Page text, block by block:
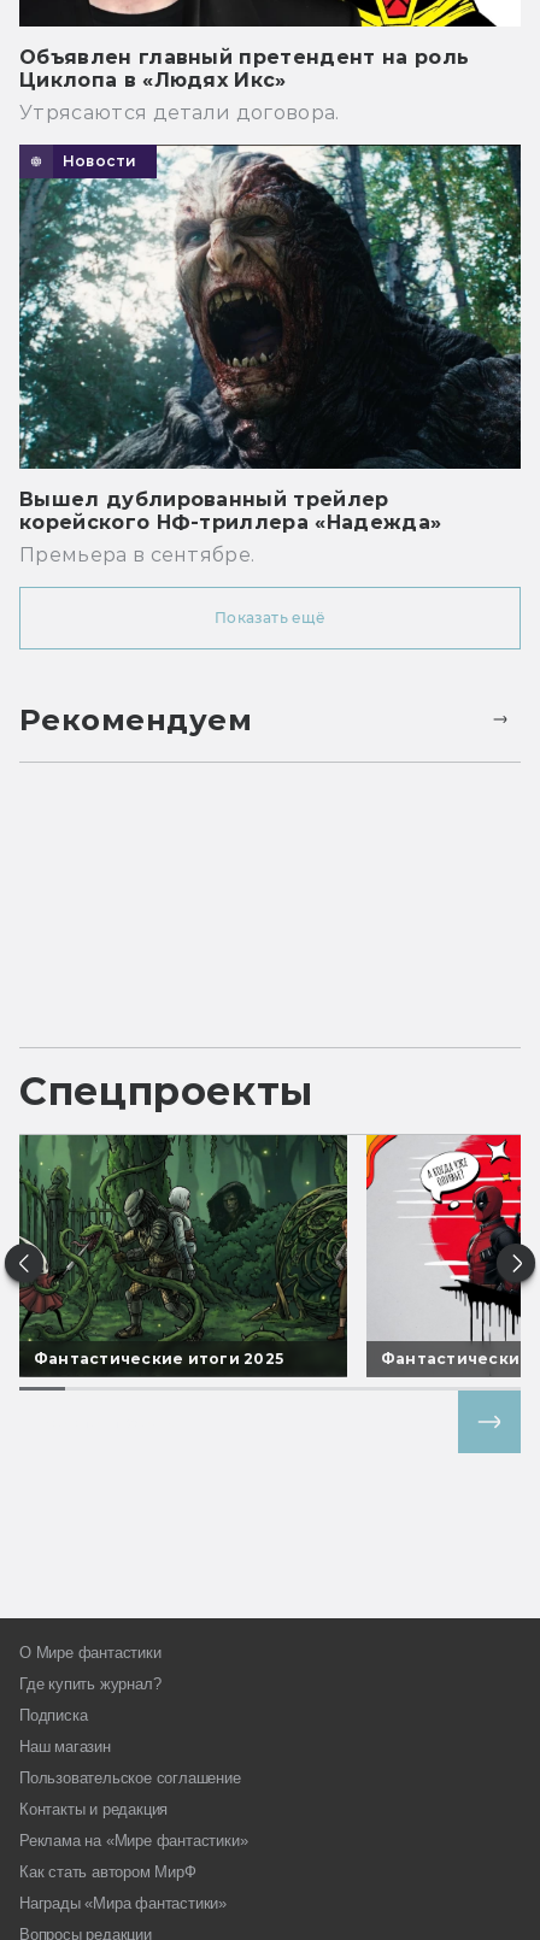
Объявлен главный претендент на роль
Циклопа в «Людях Икс»
Утрясаются детали договора.
Новости
Вышел дублированный трейлер
корейского НФ-триллера «Надежда»
Премьера в сентябре.
Показать ещё
Рекомендуем
Спецпроекты
Фантастические итоги 2025 Фантастические
О Мире фантастики
Где купить журнал?
Подписка
Наш магазин
Пользовательское соглашение
Контакты и редакция
Реклама на «Мире фантастики»
Как стать автором МирФ
Награды «Мира фантастики»
Вопросы редакции